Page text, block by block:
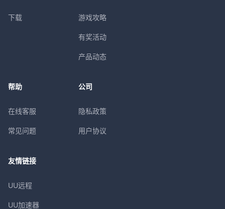
下载 游戏攻略
有奖活动
产品动态
帮助
在线客服
常见问题
公司
隐私政策
用户协议
友情链接
UU远程
UU加速器